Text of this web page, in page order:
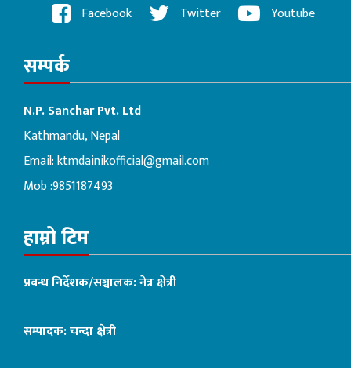
Facebook Twitter Youtube
सम्पर्क
N.P. Sanchar Pvt. Ltd
Kathmandu, Nepal
Email:ktmdainikofficial@gmail.com
Mob :9851187493
हाम्रो टिम
प्रबन्ध निर्देशक/सञ्चालक: नेत्र क्षेत्री
सम्पादक: चन्दा क्षेत्री